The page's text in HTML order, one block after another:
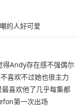
的人好可爱
Andy存在感不强偶尔
喜欢不过她也很主力
喜欢他了几乎每集都
第一次出场